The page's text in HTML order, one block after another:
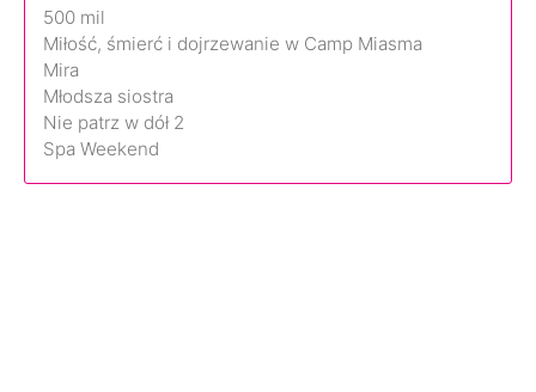
500 mil
Miłość, śmierć i dojrzewanie w Camp Miasma
Mira
Młodsza siostra
Nie patrz w dół 2
Spa Weekend